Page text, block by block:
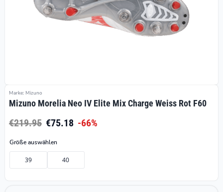
Marke: Mizuno
Mizuno Morelia Neo IV Elite Mix Charge Weiss Rot F60
€219.95 €75.18 -66%
Größe auswählen
39 40